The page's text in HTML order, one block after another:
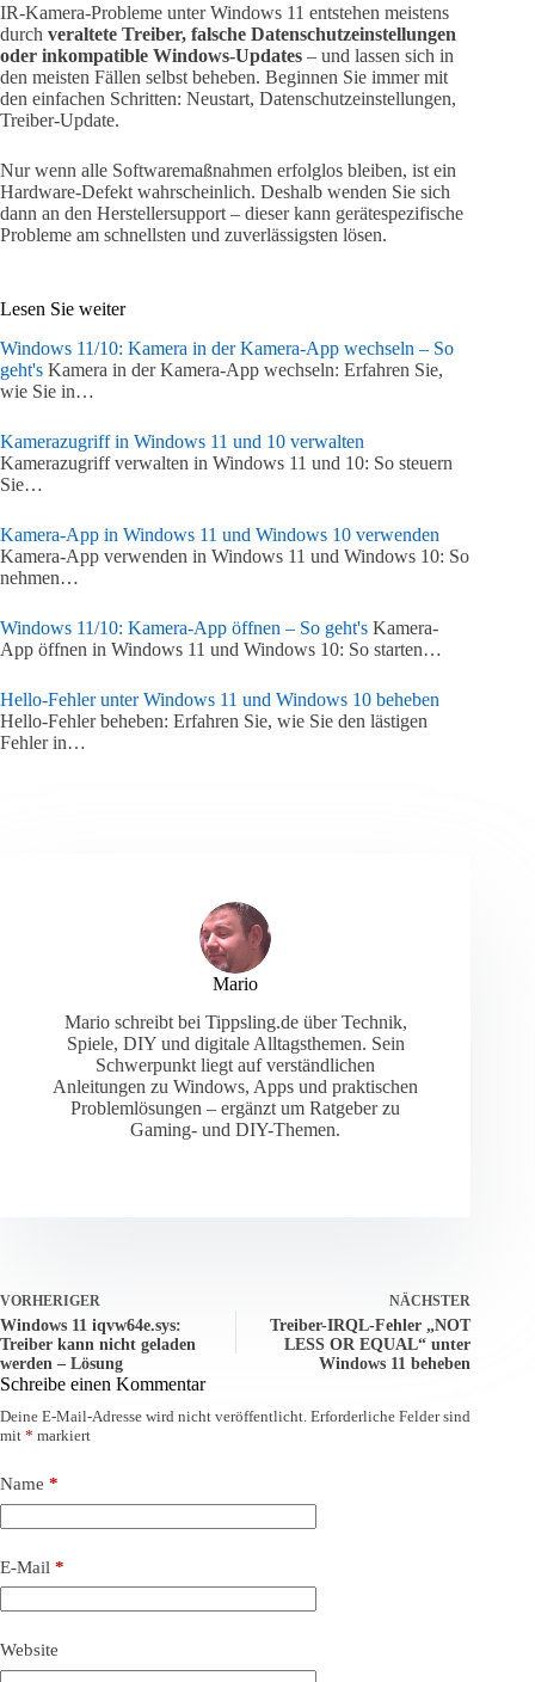
IR-Kamera-Probleme unter Windows 11 entstehen meistens
durch veraltete Treiber, falsche Datenschutzeinstellungen
oder inkompatible Windows-Updates – und lassen sich in
den meisten Fällen selbst beheben. Beginnen Sie immer mit
den einfachen Schritten: Neustart, Datenschutzeinstellungen,
Treiber-Update.
Nur wenn alle Softwaremaßnahmen erfolglos bleiben, ist ein
Hardware-Defekt wahrscheinlich. Deshalb wenden Sie sich
dann an den Herstellersupport – dieser kann gerätespezifische
Probleme am schnellsten und zuverlässigsten lösen.
Lesen Sie weiter
Windows 11/10: Kamera in der Kamera-App wechseln – So
geht's Kamera in der Kamera-App wechseln: Erfahren Sie,
wie Sie in…
Kamerazugriff in Windows 11 und 10 verwalten
Kamerazugriff verwalten in Windows 11 und 10: So steuern
Sie…
Kamera-App in Windows 11 und Windows 10 verwenden
Kamera-App verwenden in Windows 11 und Windows 10: So
nehmen…
Windows 11/10: Kamera-App öffnen – So geht's Kamera-
App öffnen in Windows 11 und Windows 10: So starten…
Hello-Fehler unter Windows 11 und Windows 10 beheben
Hello-Fehler beheben: Erfahren Sie, wie Sie den lästigen
Fehler in…
Mario
Mario schreibt bei Tippsling.de über Technik,
Spiele, DIY und digitale Alltagsthemen. Sein
Schwerpunkt liegt auf verständlichen
Anleitungen zu Windows, Apps und praktischen
Problemlösungen – ergänzt um Ratgeber zu
Gaming- und DIY-Themen.
VORHERIGER
Windows 11 iqvw64e.sys:
Treiber kann nicht geladen
werden – Lösung
NÄCHSTER
Treiber-IRQL-Fehler „NOT
LESS OR EQUAL“ unter
Windows 11 beheben
Schreibe einen Kommentar
Deine E-Mail-Adresse wird nicht veröffentlicht. Erforderliche Felder sind
mit * markiert
Name *
E-Mail *
Website